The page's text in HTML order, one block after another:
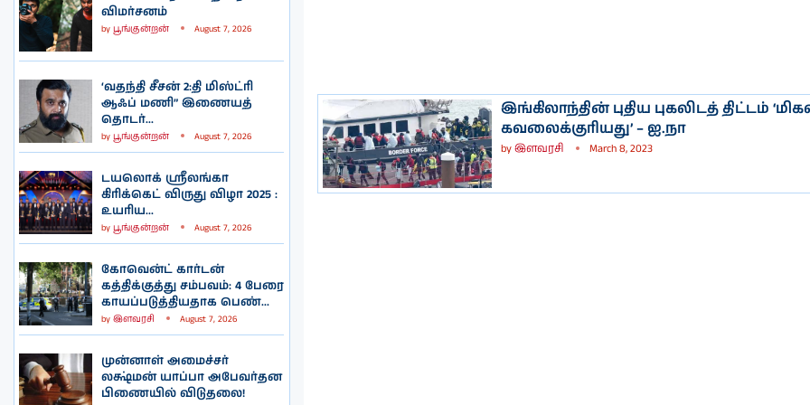
விமர்சனம்
by பூங்குன்றன் August 7, 2026
‘வதந்தி சீசன் 2:தி மிஸ்ட்ரி
ஆஃப் மணி” இணையத்
தொடர்...
by பூங்குன்றன் August 7, 2026
டயலொக் ஸ்ரீலங்கா
கிரிக்கெட் விருது விழா 2025 :
உயரிய...
by பூங்குன்றன் August 7, 2026
கோவென்ட் கார்டன்
கத்திக்குத்து சம்பவம்: 4 பேரை
காயப்படுத்தியதாக பெண்...
by இளவரசி August 7, 2026
முன்னாள் அமைச்சர்
லக்ஷ்மன் யாப்பா அபேவர்தன
பிணையில் விடுதலை!
இங்கிலாந்தின் புதிய புகலிடத் திட்டம்
கவலைக்குரியது’ – ஐ.நா
byஇளவரசி March 8, 2023